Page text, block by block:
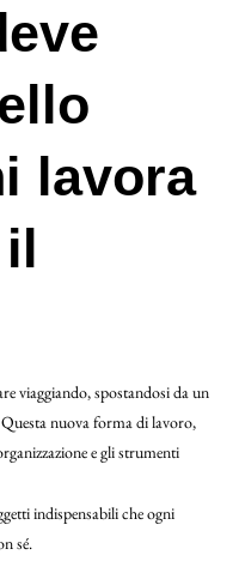
lavora
viaggiando, spostandosi da un
nuova forma di lavoro,
e gli strumenti
indispensabili che ogni
sé.